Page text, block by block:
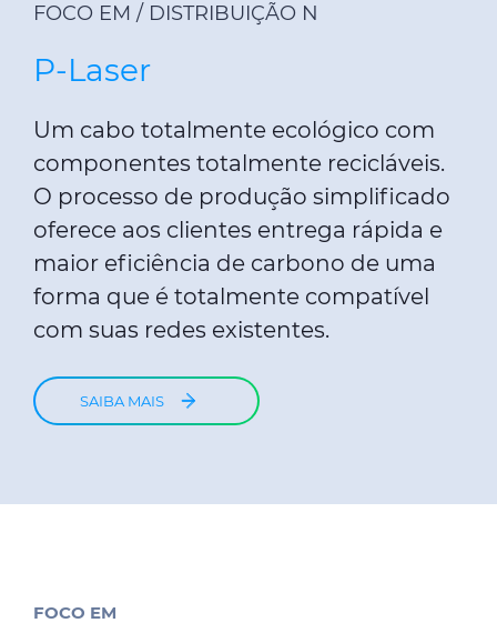
FOCO EM / DISTRIBUIÇÃO N
P-Laser
Um cabo totalmente ecológico com
componentes totalmente recicláveis.
O processo de produção simplificado
oferece aos clientes entrega rápida e
maior eficiência de carbono de uma
forma que é totalmente compatível
com suas redes existentes.
SAIBA MAIS
FOCO EM